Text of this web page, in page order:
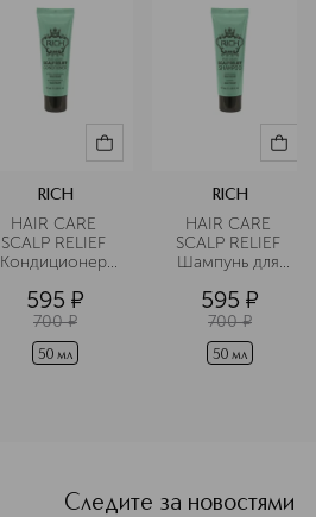
RICH
HAIR CARE
SCALP RELIEF
Кондиционер
чувствительной
кожи головы в
дорожном
формате
595 ¤
700 ¤
50 мл
RICH
HAIR CARE
SCALP RELIEF
Шампунь для
кожи головы в
дорожном
формате
595 ¤
700 ¤
50 мл
Следите за новостями